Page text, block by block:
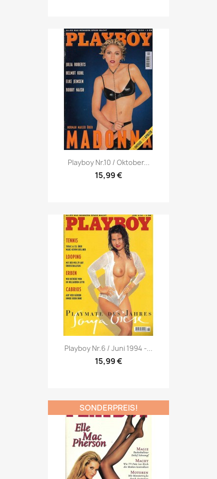
Vorschau
Playboy Nr.10 / Oktober...
15,99 €
Vorschau
Playboy Nr.6 / Juni 1994 -...
15,99 €
SONDERPREIS!